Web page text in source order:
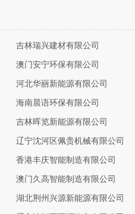
吉林瑞兴建材有限公司
澳门安宁环保有限公司
河北华丽新能源有限公司
海南晨语环保有限公司
吉林晖览新能源有限公司
辽宁沈河区佩贵机械有限公司
香港丰庆智能制造有限公司
澳门久高智能制造有限公司
湖北荆州兴源新能源有限公司